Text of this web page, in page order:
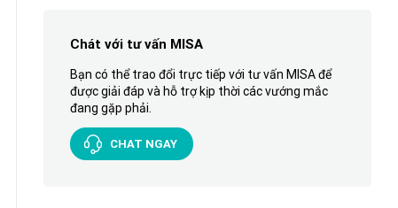
Chát với tư vấn MISA
Bạn có thể trao đổi trực tiếp với tư vấn MISA để
được giải đáp và hỗ trợ kịp thời các vướng mắc
đang gặp phải.
CHAT NGAY